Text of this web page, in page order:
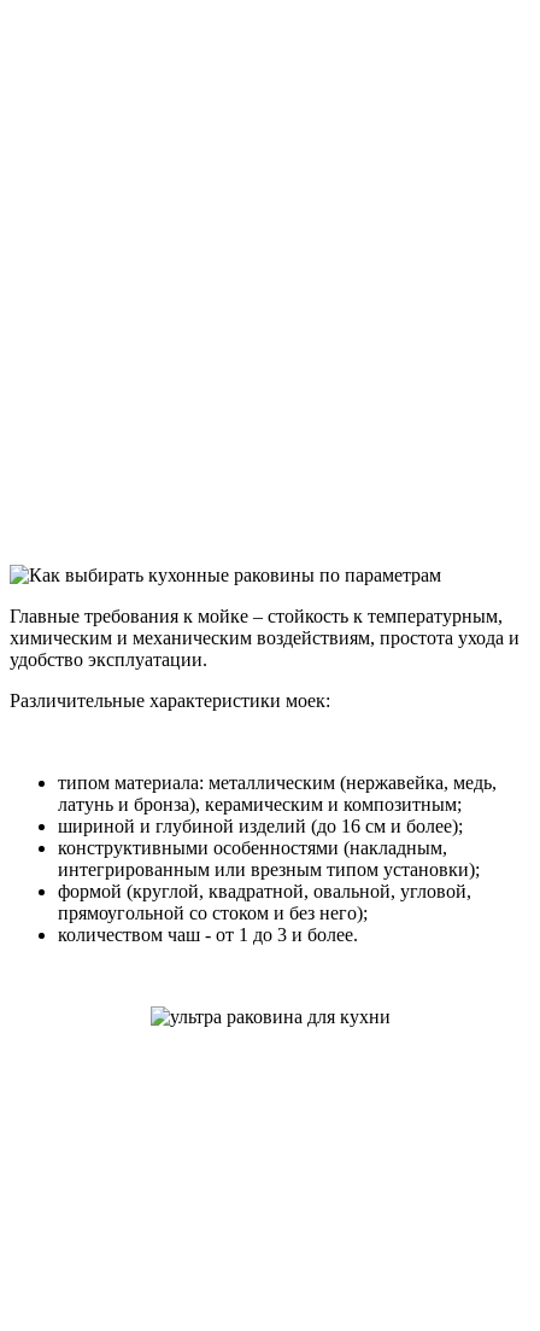
Главные требования к мойке – стойкость к температурным,
химическим и механическим воздействиям, простота ухода и
удобство эксплуатации.
Различительные характеристики моек:
типом материала: металлическим (нержавейка, медь,
латунь и бронза), керамическим и композитным;
шириной и глубиной изделий (до 16 см и более);
конструктивными особенностями (накладным,
интегрированным или врезным типом установки);
формой (круглой, квадратной, овальной, угловой,
прямоугольной со стоком и без него);
количеством чаш - от 1 до 3 и более.